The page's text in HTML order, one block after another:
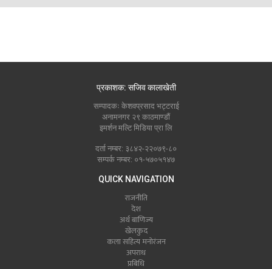
प्रकाशक: सजिव कालाखेती
सम्पादकः केशवप्रसाद भट्टराई
अनामनगर २९ काठमाण्डौं
इमर्शन मल्टि मिडिया प्रा लि
दर्ता नम्बर: ३८४२-२२०७९-८०
सम्पर्क नम्बर: ०१-५७०५१४७
QUICK NAVIGATION
राजनीति
देश
अर्थ बाणिज्य
खेलकुद
कला सहित्य मनोरंजन
अपराध
प्रबिधि